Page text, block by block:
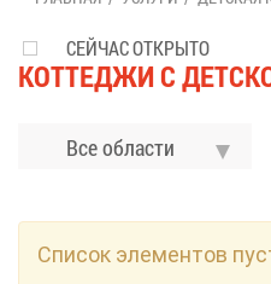
КОТ­ТЕ­ДЖИ С
Все области
СЕЙЧАС ОТКРЫТО
Спи­сок эле­мен­тов